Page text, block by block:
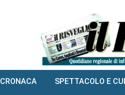
CRONACA SPETTACOLO E